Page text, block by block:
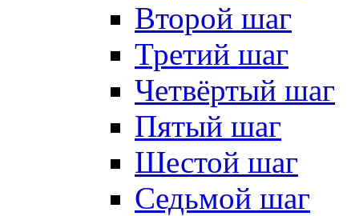
Второй шаг
Третий шаг
Четвёртый шаг
Пятый шаг
Шестой шаг
Седьмой шаг